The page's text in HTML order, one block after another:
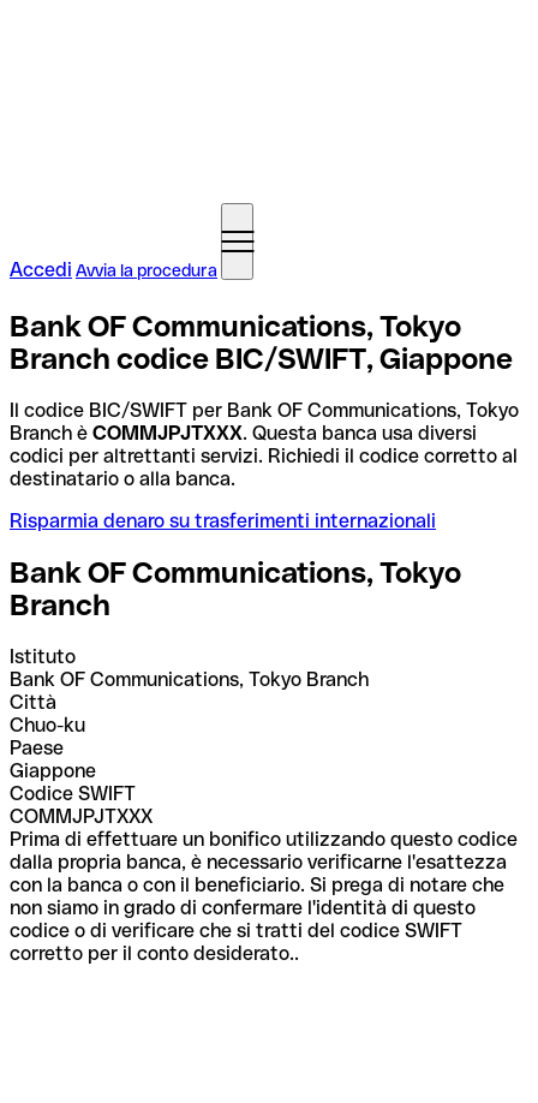
Accedi Avvia la procedura
Bank OF Communications, Tokyo
Branch codice BIC/SWIFT, Giappone
Il codice BIC/SWIFT per Bank OF Communications, Tokyo
Branch è COMMJPJTXXX. Questa banca usa diversi
codici per altrettanti servizi. Richiedi il codice corretto al
destinatario o alla banca.
Risparmia denaro su trasferimenti internazionali
Bank OF Communications, Tokyo
Branch
Istituto
Bank OF Communications, Tokyo Branch
Città
Chuo-ku
Paese
Giappone
Codice SWIFT
COMMJPJTXXX
Prima di effettuare un bonifico utilizzando questo codice
dalla propria banca, è necessario verificarne l'esattezza
con la banca o con il beneficiario. Si prega di notare che
non siamo in grado di confermare l'identità di questo
codice o di verificare che si tratti del codice SWIFT
corretto per il conto desiderato..